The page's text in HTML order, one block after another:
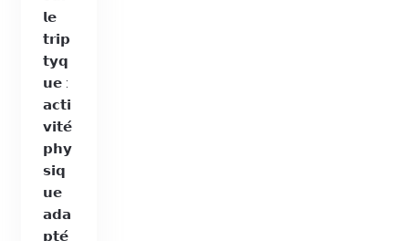
𝗹𝗲
𝘁𝗿𝗶𝗽
𝘁𝘆𝗾
𝘂𝗲 :
𝗮𝗰𝘁𝗶
𝘃𝗶𝘁𝗲́
𝗽𝗵𝘆
𝘀𝗶𝗾
𝘂𝗲
𝗮𝗱𝗮
𝗽𝘁𝗲́